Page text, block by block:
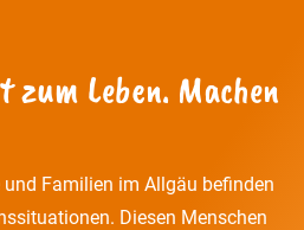
zum Leben. Machen
Familien im Allgäu befinden
Diesen Menschen